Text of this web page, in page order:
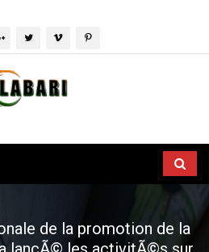
de la promotion de la